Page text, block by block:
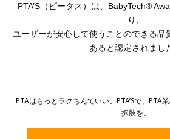
PTA’S（ピータス）は、 BabyTech®
り、
ユーザーが安心して使うことのできる品
あると認定されまし
PTAはもっとラクちんでいい。PTA’Sで、PTA
択肢を。